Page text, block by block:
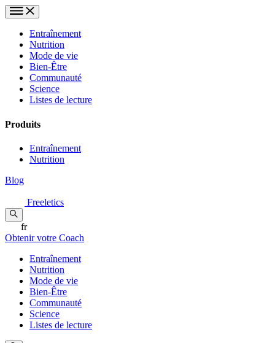
Entraînement
Nutrition
Mode de vie
Bien-Être
Communauté
Science
Listes de lecture
Produits
Entraînement
Nutrition
Blog
Freeletics
fr
Obtenir votre Coach
Entraînement
Nutrition
Mode de vie
Bien-Être
Communauté
Science
Listes de lecture